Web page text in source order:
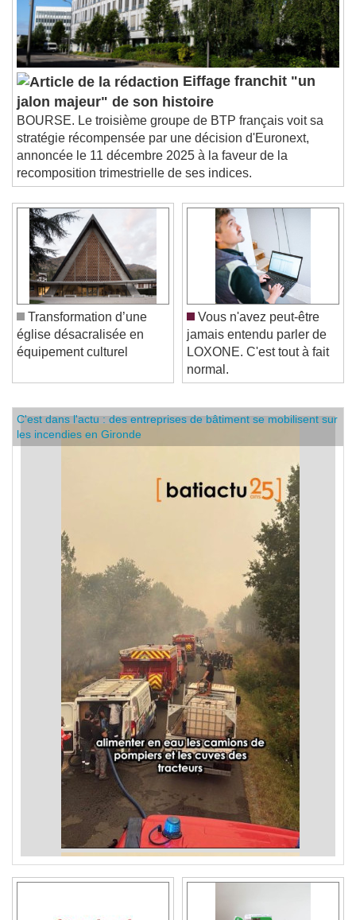
Eiffage franchit "un
jalon majeur" de son histoire
BOURSE. Le troisième groupe de BTP français voit sa
stratégie récompensée par une décision d'Euronext,
annoncée le 11 décembre 2025 à la faveur de la
recomposition trimestrielle de ses indices.
Transformation d’une
église désacralisée en
Vous n'avez peut-être
jamais entendu parler de
LOXONE. C'est tout à fait
normal.
C'est dans l'actu : des entreprises de bâtiment se mobilisent sur
les incendies en Gironde